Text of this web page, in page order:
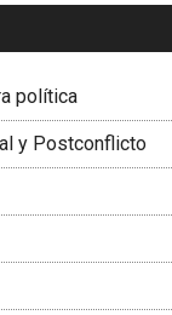
Mejía,Presidenta
política
y Postconflicto